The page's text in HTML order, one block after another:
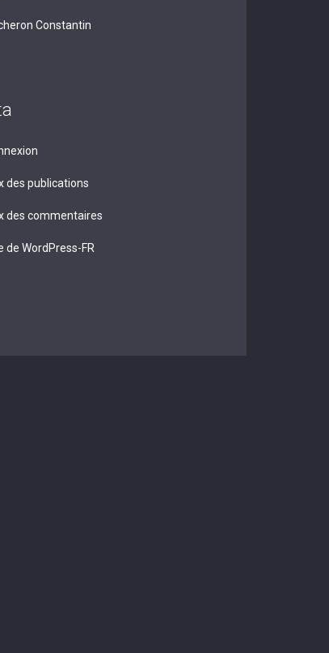
Constantin
des publications
des commentaires
de WordPress-FR